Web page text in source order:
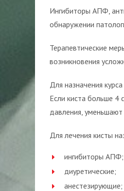
Ингибиторы АПФ,
обнаружении
Терапевтические
возникновения
Для назначения
Если киста больше 4
давления,
Для лечения кисты
ингибиторы АПФ;
диуретические;
анестезирующие;